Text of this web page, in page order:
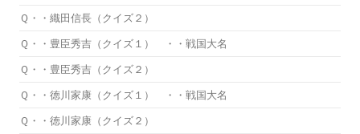
Ｑ・・織田信長（クイズ２）
Ｑ・・豊臣秀吉（クイズ１） ・・戦国大名
Ｑ・・豊臣秀吉（クイズ２）
Ｑ・・徳川家康（クイズ１） ・・戦国大名
Ｑ・・徳川家康（クイズ２）